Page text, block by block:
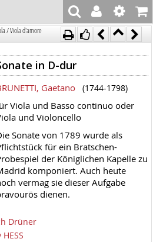
/ Viola d'amore
in D-dur
Gaetano (1744-1798)
Viola und Basso continuo oder
und Violoncello
Sonate von 1789 wurde als
für ein Bratschen-
der Königlichen Kapelle zu
komponiert. Auch heute
vermag sie dieser Aufgabe
dienen.
Drüner